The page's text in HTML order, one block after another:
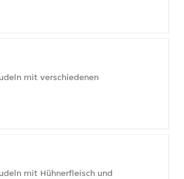
mit verschiedenen
mit Hühnerfleisch und